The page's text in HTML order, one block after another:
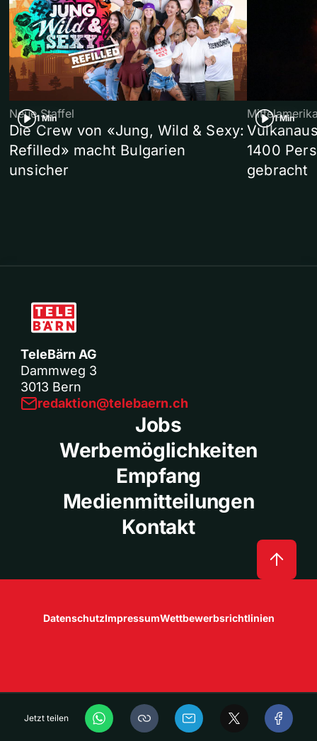
Jetzt teilen
1 Min
Neue Staffel
Die Crew von «Jung, Wild & Sexy:
Refilled» macht Bulgarien
unsicher
1 Min
1400
gebracht
TeleBärn AG
Dammweg 3
3013 Bern
redaktion@telebaern.ch
Jobs
Werbemöglichkeiten
Empfang
Medienmitteilungen
Kontakt
DatenschutzImpressumWettbewerbsrichtlinien